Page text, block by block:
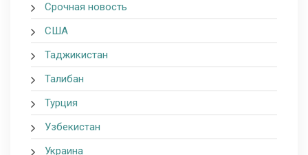
Срочная новость
США
Таджикистан
Талибан
Турция
Узбекистан
Украина